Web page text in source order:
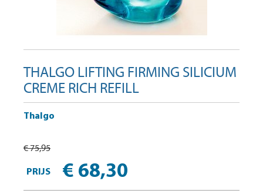
THALGO LIFTING FIRMING SILICIUM
CREME RICH REFILL
Thalgo
€ 75,95
PRIJS € 68,30